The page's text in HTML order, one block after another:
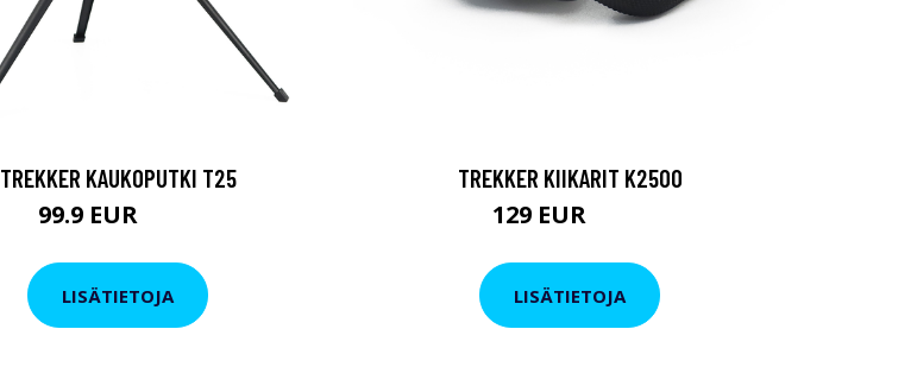
TREKKER KAUKOPUTKI T25
99.9 EUR
LISÄTIETOJA
TREKKER KIIKARIT K2500
129 EUR
LISÄTIETOJA